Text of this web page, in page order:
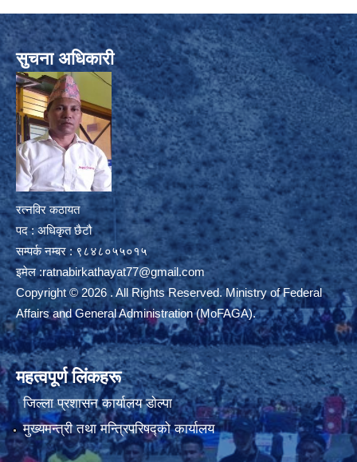
सुचना अधिकारी
रत्नविर कठायत
पद : अधिकृत छैटौ
सम्पर्क नम्बर : ९८४८०५५०१५
इमेल :ratnabirkathayat77@gmail.com
Copyright © 2026 . All Rights Reserved. Ministry of Federal
Affairs and General Administration (MoFAGA).
महत्वपूर्ण लिंकहरू
जिल्ला प्रशासन कार्यालय डाेल्पा
मुख्यमन्त्री तथा मन्त्रिपरिषद्को कार्यालय